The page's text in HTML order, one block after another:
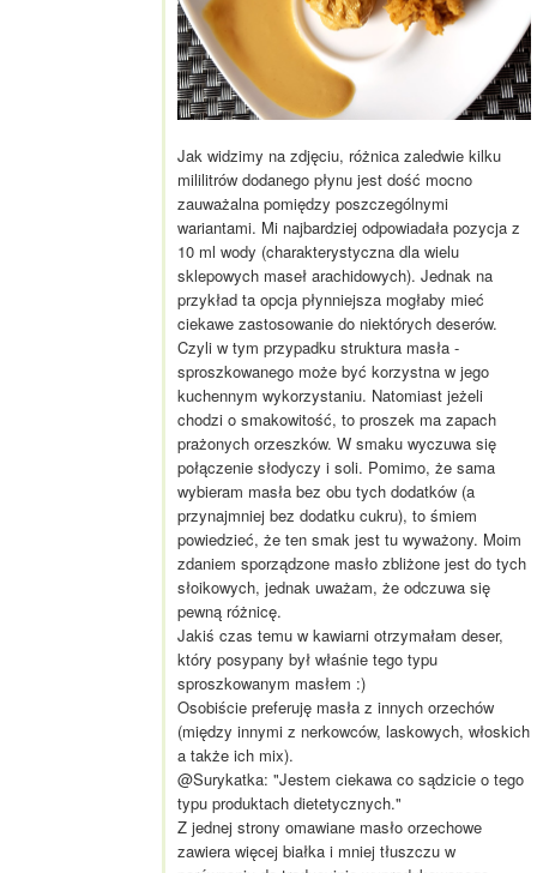
Jak widzimy na zdjęciu, różnica zaledwie kilku
mililitrów dodanego płynu jest dość mocno
zauważalna pomiędzy poszczególnymi
wariantami. Mi najbardziej odpowiadała pozycja z
10 ml wody (charakterystyczna dla wielu
sklepowych maseł arachidowych). Jednak na
przykład ta opcja płynniejsza mogłaby mieć
ciekawe zastosowanie do niektórych deserów.
Czyli w tym przypadku struktura masła -
sproszkowanego może być korzystna w jego
kuchennym wykorzystaniu. Natomiast jeżeli
chodzi o smakowitość, to proszek ma zapach
prażonych orzeszków. W smaku wyczuwa się
połączenie słodyczy i soli. Pomimo, że sama
wybieram masła bez obu tych dodatków (a
przynajmniej bez dodatku cukru), to śmiem
powiedzieć, że ten smak jest tu wyważony. Moim
zdaniem sporządzone masło zbliżone jest do tych
słoikowych, jednak uważam, że odczuwa się
pewną różnicę.
Jakiś czas temu w kawiarni otrzymałam deser,
który posypany był właśnie tego typu
sproszkowanym masłem :)
Osobiście preferuję masła z innych orzechów
(między innymi z nerkowców, laskowych, włoskich
a także ich mix).
@Surykatka: "Jestem ciekawa co sądzicie o tego
typu produktach dietetycznych."
Z jednej strony omawiane masło orzechowe
zawiera więcej białka i mniej tłuszczu w